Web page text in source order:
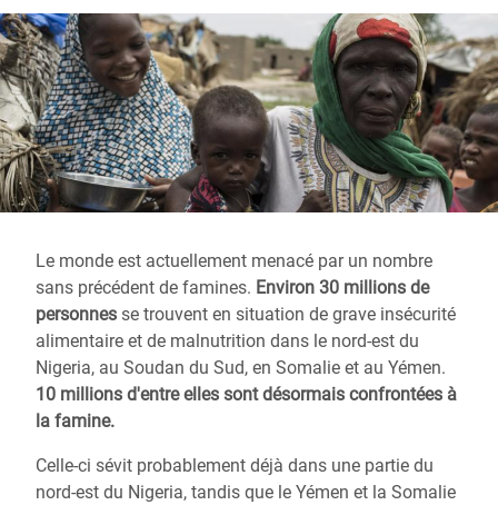
Le monde est actuellement menacé par un nombre
sans précédent de famines. Environ 30 millions de
personnes se trouvent en situation de grave insécurité
alimentaire et de malnutrition dans le nord-est du
Nigeria, au Soudan du Sud, en Somalie et au Yémen.
10 millions d'entre elles sont désormais confrontées à
la famine.
Celle-ci sévit probablement déjà dans une partie du
nord-est du Nigeria, tandis que le Yémen et la Somalie